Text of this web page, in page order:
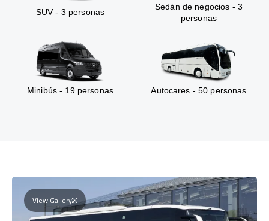
SUV - 3 personas
Sedán de negocios - 3
personas
Minibús - 19 personas Autocares - 50 personas
View Gallery